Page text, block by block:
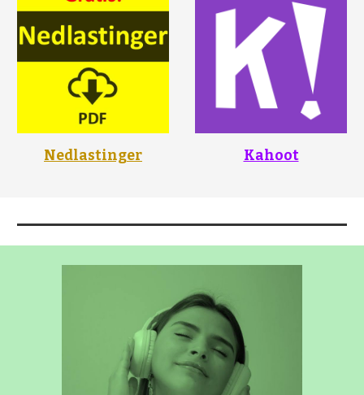
Nedlastinger Kahoot